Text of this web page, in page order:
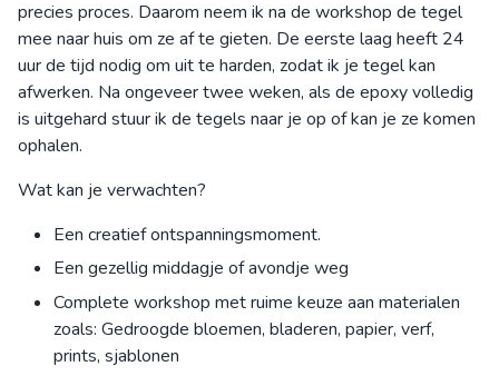
precies proces. Daarom neem ik na de workshop de tegel
mee naar huis om ze af te gieten. De eerste laag heeft 24
uur de tijd nodig om uit te harden, zodat ik je tegel kan
afwerken. Na ongeveer twee weken, als de epoxy volledig
is uitgehard stuur ik de tegels naar je op of kan je ze komen
ophalen.
Wat kan je verwachten?
Een creatief ontspanningsmoment.
Een gezellig middagje of avondje weg
Complete workshop met ruime keuze aan materialen
zoals: Gedroogde bloemen, bladeren, papier, verf,
prints, sjablonen